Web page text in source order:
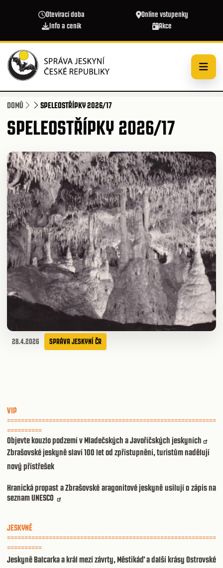
Otevírací doba
Online vstupenky
Info a ceník
Akce
DOMŮ SPELEOSTŘÍPKY 2026/17
SPELEOSTŘÍPKY 2026/17
28.4.2026 SPRÁVA JESKYNÍ ČR
VIP
============================================================
==========
Objevte kouzlo podzemí v Mladečských a Javoříčských jeskyních
Zbrašovské jeskyně slaví 100 let od zpřístupnění, turistům nadělují
nový přístřešek
Hranická propast a Zbrašovské aragonitové jeskyně usilují o zápis na
seznam UNESCO
JESKYNĚ
============================================================
==========
Jeskyně Balcarka a král mezi závrty, Městikáď a další krásy Ostrovské